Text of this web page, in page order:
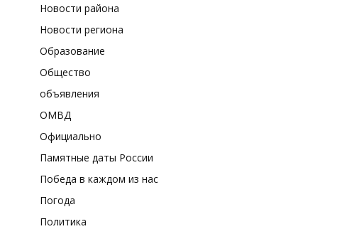
Новости района
Новости региона
Образование
Общество
объявления
ОМВД
Официально
Памятные даты России
Победа в каждом из нас
Погода
Политика